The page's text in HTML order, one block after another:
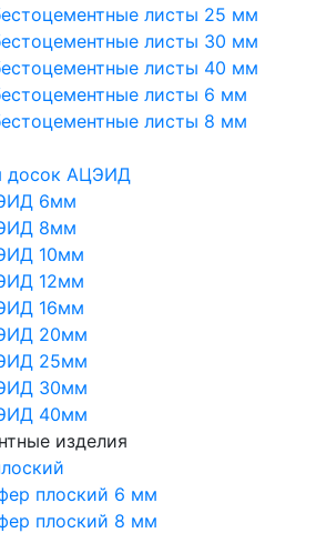
листы 25 мм
листы 30 мм
листы 40 мм
листы 6 мм
листы 8 мм
досок АЦЭИД
6мм
8мм
10мм
12мм
16мм
20мм
25мм
30мм
40мм
изделия
плоский 6 мм
плоский 8 мм